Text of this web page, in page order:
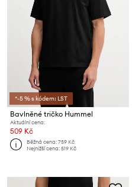
*-5 % s kódem: LST
Bavlněné tričko Hummel
Aktuální cena:
509 Kč
Běžná cena:759 Kč
Nejnižší cena:519 Kč